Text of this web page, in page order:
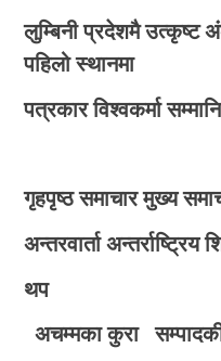
लुम्बिनी प्रदेशमै उत्कृष्ट
पहिलो स्थानमा
पत्रकार विश्वकर्मा
गृहपृष्ठ समाचार मुख्य
अन्तरवार्ता अन्तर्राष्ट्रिय
थप
अचम्मका कुरा